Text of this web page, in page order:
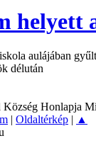
helyett
aulájában
délután
Honlapja
| Oldaltérkép | ▲